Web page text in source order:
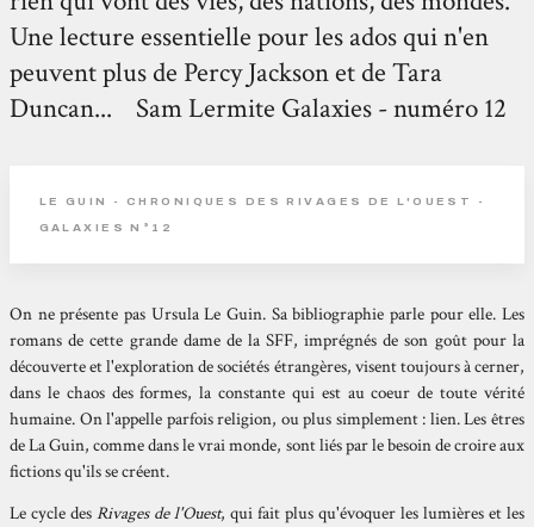
Une lecture essentielle pour les ados qui n'en
peuvent plus de Percy Jackson et de Tara
Duncan... Sam Lermite Galaxies - numéro 12
LE GUIN - CHRONIQUES DES RIVAGES DE L'OUEST -
GALAXIES N°12
On ne présente pas Ursula Le Guin. Sa bibliographie parle pour elle. Les
romans de cette grande dame de la SFF, imprégnés de son goût pour la
découverte et l'exploration de sociétés étrangères, visent toujours à cerner,
dans le chaos des formes, la constante qui est au coeur de toute vérité
humaine. On l'appelle parfois religion, ou plus simplement : lien. Les êtres
de La Guin, comme dans le vrai monde, sont liés par le besoin de croire aux
fictions qu'ils se créent.
Le cycle des Rivages de l'Ouest, qui fait plus qu'évoquer les lumières et les